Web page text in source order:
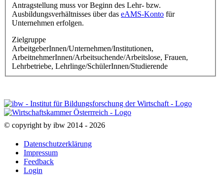
Antragstellung muss vor Beginn des Lehr- bzw.
Ausbildungsverhältnisses über das eAMS-Konto für
Unternehmen erfolgen.
Zielgruppe
ArbeitgeberInnen/Unternehmen/Institutionen,
ArbeitnehmerInnen/Arbeitsuchende/Arbeitslose, Frauen,
Lehrbetriebe, Lehrlinge/SchülerInnen/Studierende
© copyright by ibw 2014 - 2026
Datenschutzerklärung
Impressum
Feedback
Login